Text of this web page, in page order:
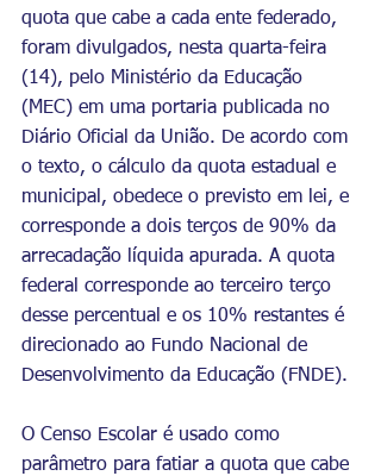
quota que cabe a cada ente federado,
foram divulgados, nesta quarta-feira
(14), pelo Ministério da Educação
(MEC) em uma portaria publicada no
Diário Oficial da União. De acordo com
o texto, o cálculo da quota estadual e
municipal, obedece o previsto em lei, e
corresponde a dois terços de 90% da
arrecadação líquida apurada. A quota
federal corresponde ao terceiro terço
desse percentual e os 10% restantes é
direcionado ao Fundo Nacional de
Desenvolvimento da Educação (FNDE).
O Censo Escolar é usado como
parâmetro para fatiar a quota que cabe